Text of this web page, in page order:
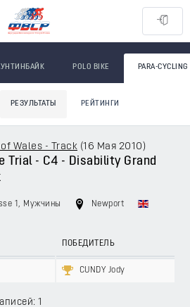
POLO BIKE PARA-CYCLING
РЕЗУЛЬТАТЫ РЕЙТИНГИ
Wales - Track (16 Мая 2010 )
Trial - C4 - Disability Grand
1 , Мужчины
Newport
ПОБЕДИТЕЛЬ
CUNDY Jody
1